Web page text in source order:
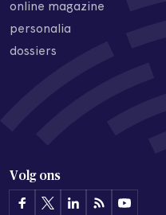
online magazine
personalia
dossiers
Volg ons